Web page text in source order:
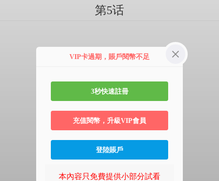
第5话
VIP卡過期，賬戶閱幣不足
3秒快速註冊
充值閱幣，升級VIP會員
登陸賬戶
本內容只免費提供小部分試看